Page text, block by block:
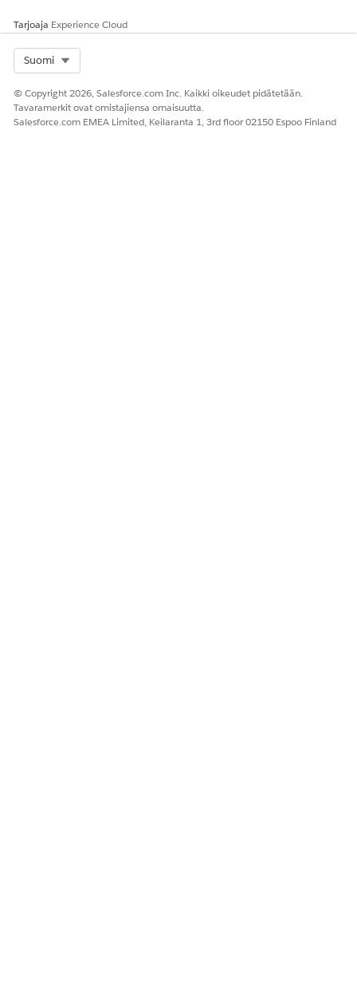
ensimmäinen vaihe, on tärkeää, jotta tutkimus voidaan
suorittaa onnistuneesti.
RATKAISIKO TÄMÄ ARTIKKELI ONGELMASI?
Tarjoaja Experience Cloud
Suomi
© Copyright 2026, Salesforce.com Inc. Kaikki oikeudet pidätetään.
Tavaramerkit ovat omistajiensa omaisuutta.
Salesforce.com EMEA Limited, Keilaranta 1, 3rd floor 02150 Espoo Finland